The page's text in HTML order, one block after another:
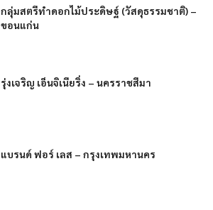
กลุ่มสตรีทำดอกไม้ประดิษฐ์ (วัสดุธรรมชาติ) –
ขอนแก่น
รุ่งเจริญ เอ็นจิเนียริ่ง – นครราชสีมา
แบรนด์ ฟอร์ เลส – กรุงเทพมหานคร